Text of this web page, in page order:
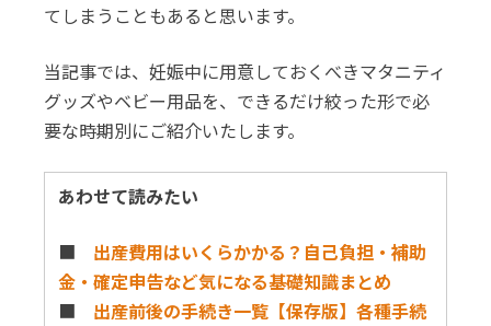
てしまうこともあると思います。
当記事では、妊娠中に用意しておくべきマタニティ
グッズやベビー用品を、できるだけ絞った形で必
要な時期別にご紹介いたします。
あわせて読みたい
■ 出産費用はいくらかかる？自己負担・補助
金・確定申告など気になる基礎知識まとめ
■ 出産前後の手続き一覧【保存版】各種手続